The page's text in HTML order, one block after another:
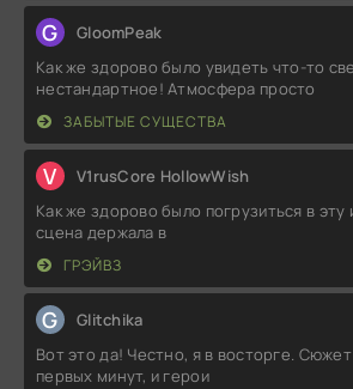
G GloomPeak
Как же здорово было увидеть что-то
нестандартное! Атмосфера просто
ЗАБЫТЫЕ СУЩЕСТВА
V V1rusCore HollowWish
Как же здорово было погрузиться в
сцена держала в
ГРЭЙВЗ
G Glitchika
Вот это да! Честно, я в восторге.
первых минут, и герои